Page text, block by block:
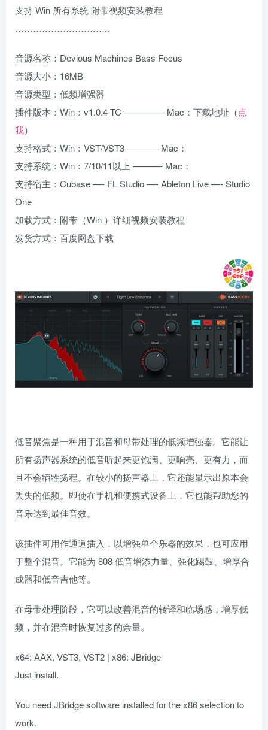
支持 Win 所有系统 附带视频安装教程
…………………………..
音源名称：Devious Machines Bass Focus
音源大小：16MB
音源类型：低频增强器
插件版本：Win：v1.0.4 TC ————– Mac：下载地址（点
我）
支持格式：Win：VST/VST3 ———– Mac：
支持系统：Win：7/10/11以上 ———- Mac：
支持宿主：Cubase —- FL Studio —- Ableton Live —- Studio
One
加载方式：附带（Win ）详细视频安装教程
发货方式：百度网盘下载
低音聚焦是一种用于混音和母带处理的低频增强器。它能让
所有扬声器系统的低音听起来更饱满、更响亮、更有力，而
且不会牺牲扬程。在较小的扬声器上，它还能显示出原本会
丢失的低频。即使在手机和便携式设备上，它也能帮助您的
音乐达到最佳音效。
该插件可用作通道插入，以增强单个乐器的效果，也可应用
于整个混音。它能为 808 低音增添力量、强化踢鼓、增厚合
成器和低音吉他等。
在母带处理阶段，它可以改善混音的转译和临场感，增厚低
频，并在混音时恢复过多的余量。
x64: AAX, VST3, VST2 | x86: JBridge
Just install.
You need JBridge software installed for the x86 selection to
work.